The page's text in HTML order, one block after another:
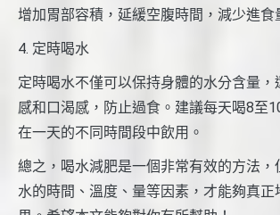
增加胃部容積，延緩空腹時間，減少進食
4. 定時喝水
定時喝水不僅可以保持身體的水分含量，
感和口渴感，防止過食。建議每天喝8至
在一天的不同時間段中飲用。
總之，喝水減肥是一個非常有效的方法，
水的時間、溫度、量等因素，才能夠真正